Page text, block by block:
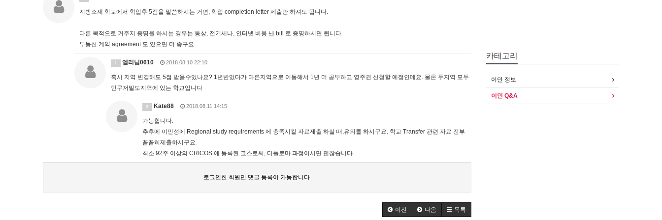
지방소재 학교에서 학업후 5점을 말씀하시는 거면, 학업 completion letter 제출만 하셔도 됩니다.
다른 목적으로 거주지 증명을 하시는 경우는 통상, 전기세나, 인터넷 비용 낸 bill 로 증명하시면 됩니다.
부동산 계약 agreement 도 있으면 더 좋구요.
엘리님0610 2018.08.10 22:10
혹시 지역 변경해도 5점 받을수있나요? 1년반있다가 다른지역으로 이동해서 1년 더 공부하고 영주권 신청할 예정인데요. 물론 두지역 모두
인구저밀도지역에 있는 학교입니다
9 Kate88 2018.08.11 14:15
가능합니다.
추후에 이민성에 Regional study requirements 에 충족시킬 자료제출 하실 때,유의를 하시구요. 학교 Transfer 관련 자료 전부
꼼꼼히제출하시구요.
최소 92주 이상의 CRICOS 에 등록된 코스로써, 디플로마 과정이시면 괜찮습니다.
로그인한 회원만 댓글 등록이 가능합니다.
이전 다음 목록
카테고리
이민 정보
이민 Q&A